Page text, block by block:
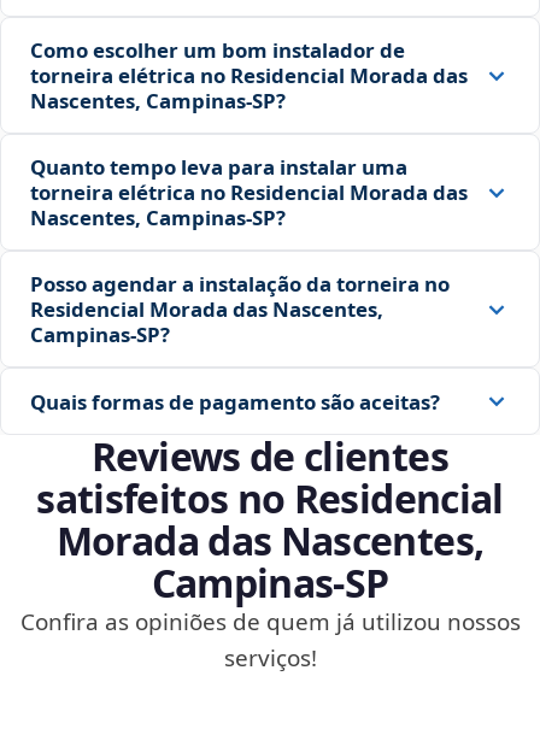
Como escolher um bom instalador de
torneira elétrica no Residencial Morada das
Nascentes, Campinas‑SP?
Quanto tempo leva para instalar uma
torneira elétrica no Residencial Morada das
Nascentes, Campinas‑SP?
Posso agendar a instalação da torneira no
Residencial Morada das Nascentes,
Campinas‑SP?
Quais formas de pagamento são aceitas?
Reviews de clientes
satisfeitos no Residencial
Morada das Nascentes,
Campinas‑SP
Confira as opiniões de quem já utilizou nossos
serviços!